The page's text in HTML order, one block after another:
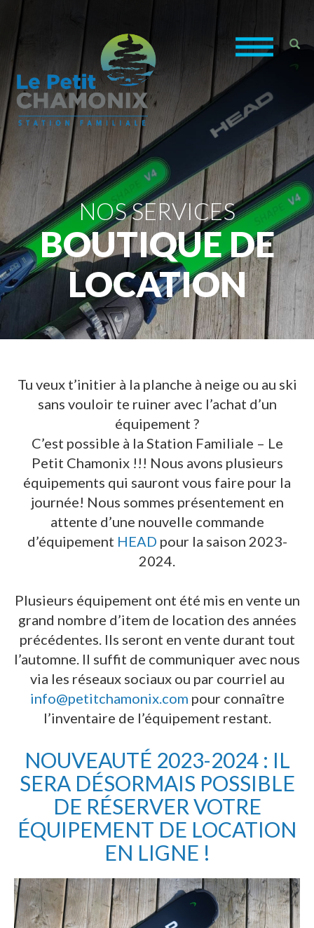
NOS SERVICES
BOUTIQUE DE
LOCATION
Tu veux t’initier à la planche à neige ou au ski
sans vouloir te ruiner avec l’achat d’un
équipement ?
C’est possible à la Station Familiale – Le
Petit Chamonix !!! Nous avons plusieurs
équipements qui sauront vous faire pour la
journée! Nous sommes présentement en
attente d’une nouvelle commande
d’équipement HEAD pour la saison 2023-
2024.
Plusieurs équipement ont été mis en vente un
grand nombre d’item de location des années
précédentes. Ils seront en vente durant tout
l’automne. Il suffit de communiquer avec nous
via les réseaux sociaux ou par courriel au
info@petitchamonix.com pour connaître
l’inventaire de l’équipement restant.
NOUVEAUTÉ 2023-2024 : IL
SERA DÉSORMAIS POSSIBLE
DE RÉSERVER VOTRE
ÉQUIPEMENT DE LOCATION
EN LIGNE !